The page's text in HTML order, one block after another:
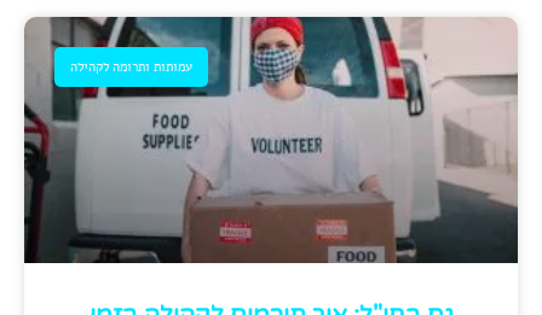
עמותות ותרומה לקהילה